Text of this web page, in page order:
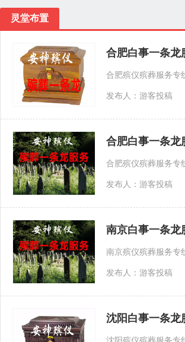
灵堂布置
合肥殡仪殡葬服务专
发布人：游客投稿
合肥殡仪殡葬服务专
发布人：游客投稿
南京殡仪殡葬服务专
发布人：游客投稿